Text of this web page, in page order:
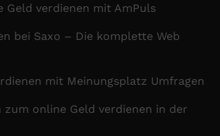
Geld verdienen mit AmPuls
bei Saxo – Die komplette Web
mit Meinungsplatz Umfragen
zum online Geld verdienen in der